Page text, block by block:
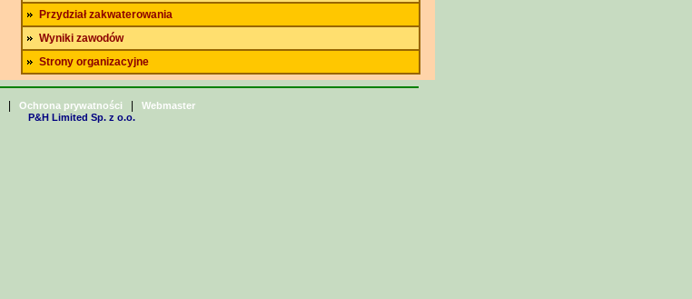
Przydział zakwaterowania
Wyniki zawodów
Strony organizacyjne
Ochrona prywatności
Webmaster
P&H Limited Sp. z o.o.